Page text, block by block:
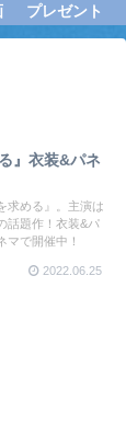
プレゼント
』衣装&パネ
求める』。主演は
話題作！衣装&パ
マで開催中！
2022.06.25